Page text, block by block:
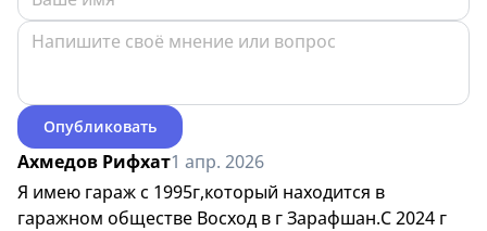
Опубликовать
Ахмедов Рифхат1 апр. 2026
Я имею гараж с 1995г,который находится в
гаражном обществе Восход в г Зарафшан.С 2024 г